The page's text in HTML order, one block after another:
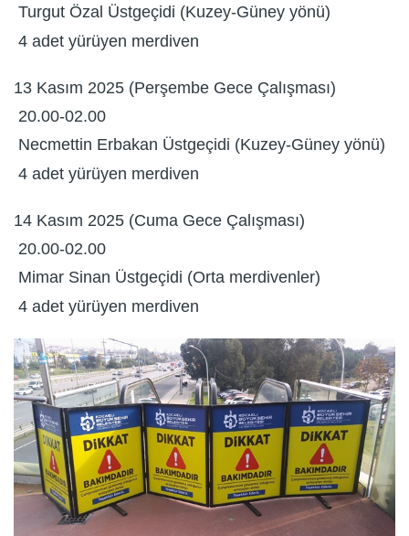
Turgut Özal Üstgeçidi (Kuzey-Güney yönü)
4 adet yürüyen merdiven
13 Kasım 2025 (Perşembe Gece Çalışması)
20.00-02.00
Necmettin Erbakan Üstgeçidi (Kuzey-Güney yönü)
4 adet yürüyen merdiven
14 Kasım 2025 (Cuma Gece Çalışması)
20.00-02.00
Mimar Sinan Üstgeçidi (Orta merdivenler)
4 adet yürüyen merdiven